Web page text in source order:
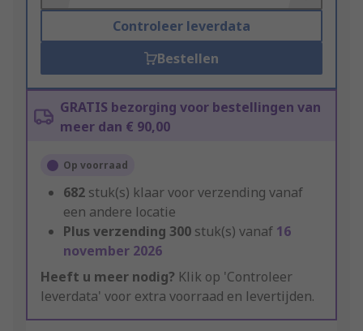
Controleer leverdata
Bestellen
GRATIS bezorging voor bestellingen van
meer dan € 90,00
Op voorraad
682 stuk(s) klaar voor verzending vanaf
een andere locatie
Plus verzending 300 stuk(s) vanaf 16
november 2026
Heeft u meer nodig? Klik op 'Controleer
leverdata' voor extra voorraad en levertijden.